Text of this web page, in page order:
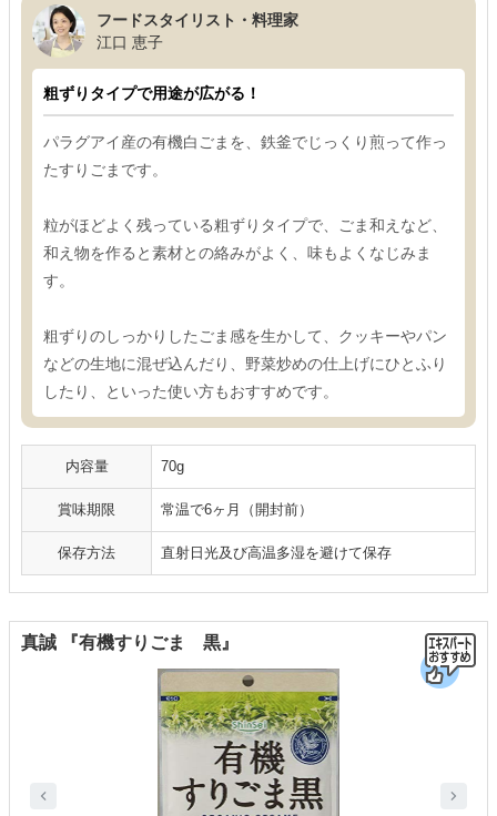
フードスタイリスト・料理家
江口 恵子
粗ずりタイプで用途が広がる！
パラグアイ産の有機白ごまを、鉄釜でじっくり煎って作っ
たすりごまです。
粒がほどよく残っている粗ずりタイプで、ごま和えなど、
和え物を作ると素材との絡みがよく、味もよくなじみま
す。
粗ずりのしっかりしたごま感を生かして、クッキーやパン
などの生地に混ぜ込んだり、野菜炒めの仕上げにひとふり
したり、といった使い方もおすすめです。
内容量 70g
賞味期限 常温で6ヶ月（開封前）
保存方法 直射日光及び高温多湿を避けて保存
真誠 『有機すりごま 黒』